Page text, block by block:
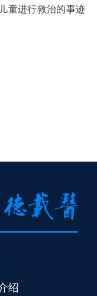
童进行救治的事迹
绍